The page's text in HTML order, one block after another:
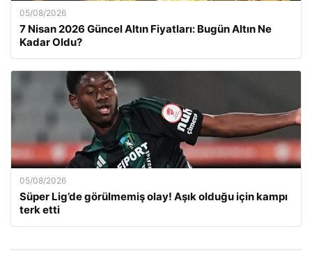
05/08/2026
7 Nisan 2026 Güncel Altın Fiyatları: Bugün Altın Ne
Kadar Oldu?
05/08/2026
Süper Lig’de görülmemiş olay! Aşık olduğu için kampı
terk etti